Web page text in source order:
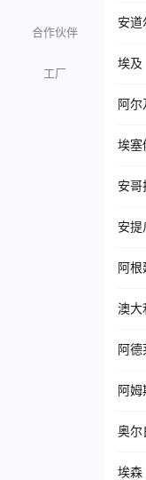
合作伙伴
工厂
安道
埃及
阿尔
埃塞
安哥
安提
阿根
澳大
阿德
阿
奥尔
埃森